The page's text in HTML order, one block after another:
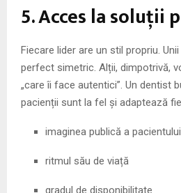
5. Acces la soluții
Fiecare lider are un stil propriu.
perfect simetric. Alții, dimpotrivă,
„care îi face autentici”. Un dentist
pacienții sunt la fel și adaptează
imaginea publică a pacientului
ritmul său de viață
gradul de disponibilitate